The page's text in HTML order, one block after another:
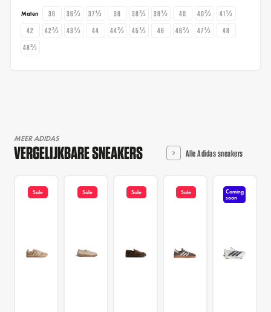
Maten 36 36⅔ 37⅓ 38 38⅔ 39⅓ 40 40⅔
41⅓
42
42⅔ 43⅓ 44 44⅔ 45⅓ 46 46⅔ 47⅓
48
48⅔
MEER ADIDAS
VERGELIJKBARE SNEAKERS Alle Adidas sneakers
Sale Sale Sale Sale
Coming
soon